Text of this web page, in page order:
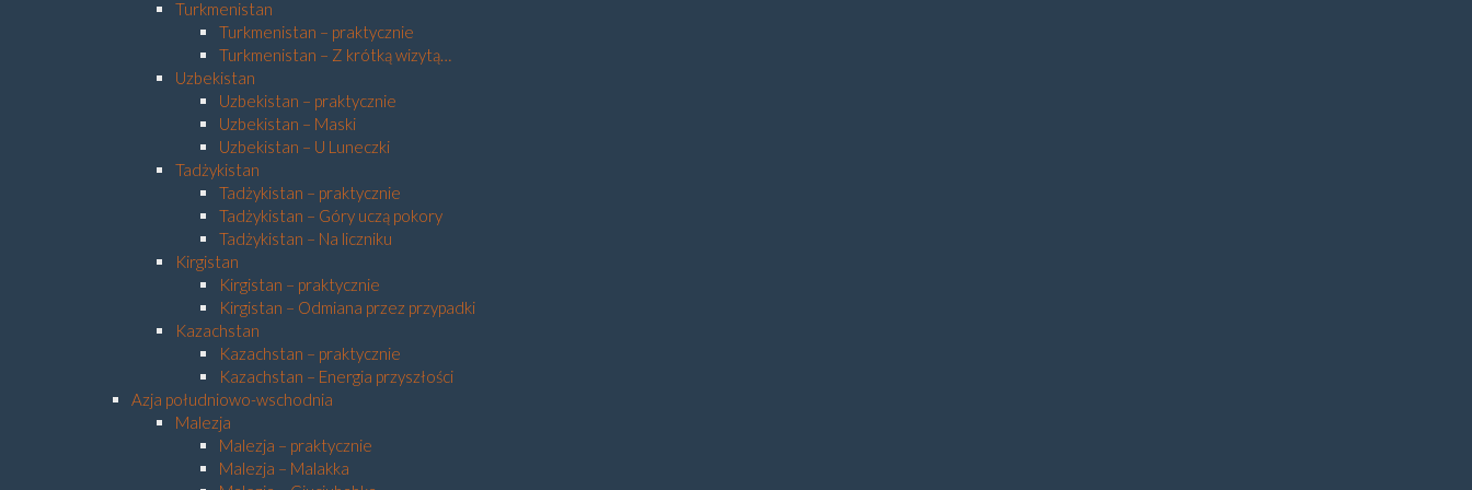
Turkmenistan
Turkmenistan – praktycznie
Turkmenistan – Z krótką wizytą…
Uzbekistan
Uzbekistan – praktycznie
Uzbekistan – Maski
Uzbekistan – U Luneczki
Tadżykistan
Tadżykistan – praktycznie
Tadżykistan – Góry uczą pokory
Tadżykistan – Na liczniku
Kirgistan
Kirgistan – praktycznie
Kirgistan – Odmiana przez przypadki
Kazachstan
Kazachstan – praktycznie
Kazachstan – Energia przyszłości
Azja południowo-wschodnia
Malezja
Malezja – praktycznie
Malezja – Malakka